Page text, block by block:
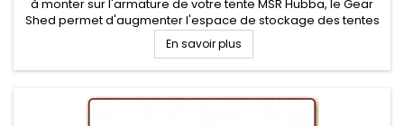
à monter sur l'armature de votre tente MSR Hubba, le Gear
Shed permet d'augmenter l'espace de stockage des tentes
MSR Hubba et Hubba Hubba
En savoir plus